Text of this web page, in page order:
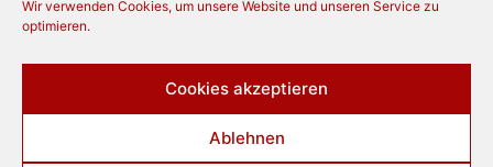
Wir verwenden Cookies, um unsere Website und unseren Service zu
optimieren.
Cookies akzeptieren
Ablehnen
© 2024 Lilienthaler Kunststiftung. Alle Rechte vorbehalten.